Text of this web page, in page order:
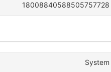
18008840588505757728
System